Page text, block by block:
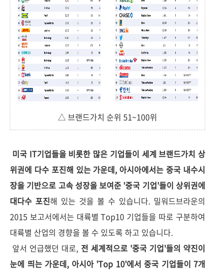
△ 브랜드가치 순위 51~100위
미국 IT기업들을 비롯한 많은 기업들이 세계 브랜드가치 상
위권에 다수 포진해 있는 가운데, 아시아에서는 중국 내수시
장을 기반으로 고속 성장을 보여준 '중국 기업'들이 상위권에
대다수 포진해 있는 것을 볼 수 있습니다. 밀워드브라운의
2015 보고서에서는 대륙별 Top10 기업들을 따로 구분하여
대륙별 산업의 경향을 볼 수 있도록 하고 있습니다.
앞서 언급했던 대로, 전 세계적으로 '중국 기업'들의 약진이
눈에 띄는 가운데, 아시아 'Top 10'에서 중국 기업들이 7개